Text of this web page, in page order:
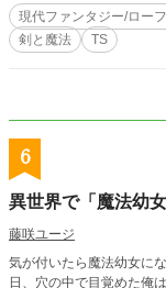
の侵略
おけば
モン
賞 AI
現代ファンタジー/ロー
剣と魔法
TS
6
異世界で「魔法幼
藤咲ユージ
気が付いたら魔法幼女に
日、穴の中で目覚めた俺